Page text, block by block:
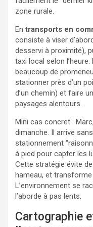
zone rurale.
Entransports en
consiste à viser
desservi à proximité),
taxi local selon
beaucoup de
stationner près d’un
d’un chemin) et faire
paysages alentours.
Mini cas concret :
dimanche. Il arrive
stationnement
à pied pour capter les
Cette stratégie évite
hameau, et transforme
L’environnement se
l’aborde à pas lents.
Cartographie